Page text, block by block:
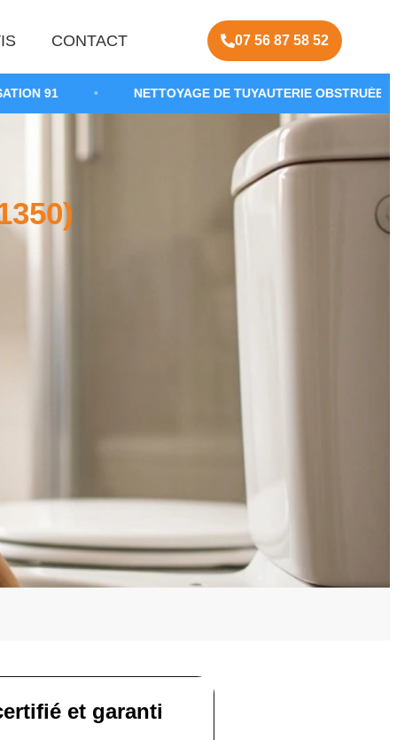
CONTACT 07 56 87 58 52
NETTOYAGE DE TUYAUTERIE OBSTRUÉE •
et garanti